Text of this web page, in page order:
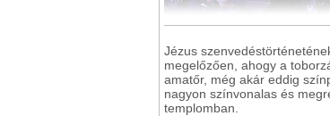
Jézus
megelőzően, ahogy a
amatőr, még akár eddig
nagyon színvonalas és
templomban.